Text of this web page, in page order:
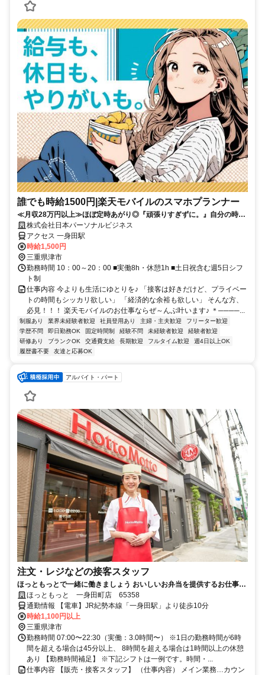
誰でも時給1500円|楽天モバイルのスマホプランナー
≪月収28万円以上≫ほぼ定時あがり◎『頑張りすぎずに。』自分の時間
も大切にしながらムリなく働ける♪覚えるのは「1プランのみ」のシンプ
ル受付★
株式会社日本パーソナルビジネス
アクセス 一身田駅
時給1,500円
三重県津市
勤務時間 10：00～20：00 ■実働8h・休憩1h ■土日祝含む週5日シフ
ト制
仕事内容 今よりも生活にゆとりを♪ 「接客は好きだけど、プライベー
トの時間もシッカリ欲しい」 「経済的な余裕も欲しい」 そんな方、
必見！！！ 楽天モバイルのお仕事ならぜ～んぶ叶います♪ ＊────...
制服あり 業界未経験者歓迎 社員登用あり 主婦・主夫歓迎
フリーター歓迎
学歴不問
即日勤務OK 固定時間制 経験不問 未経験者歓迎
経験者歓迎
研修あり
ブランクOK 交通費支給 長期歓迎 フルタイム歓迎
週4日以上OK
履歴書不要
友達と応募OK
アルバイト・パート
注文・レジなどの接客スタッフ
ほっともっとで一緒に働きましょう おいしいお弁当を提供するお仕事で
す ほっともっと 一身田町店 65358
通勤情報 【電車】JR紀勢本線「一身田駅」より徒歩10分
時給1,100円以上
三重県津市
勤務時間 07:00〜22:30（実働：3.0時間〜） ※1日の勤務時間が6時
間を超える場合は45分以上、 8時間を超える場合は1時間以上の休憩
あり 【勤務時間補足】 ※下記シフトは一例です。時間・...
仕事内容 【販売・接客スタッフ】 （仕事内容） メイン業務…カウン